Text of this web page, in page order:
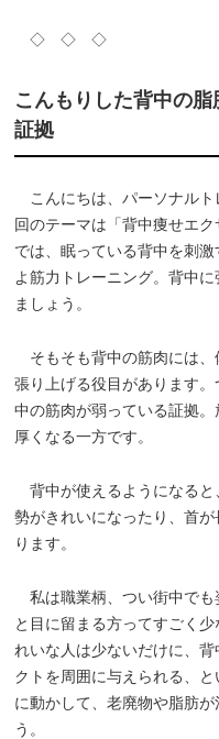
◇ ◇ ◇
こんもりした背中の
証拠
こんにちは、パーソナルト
回のテーマは「背中痩せエ
では、眠っている背中を刺
よ筋力トレーニング。背中
ましょう。
そもそも背中の筋肉には、
張り上げる役目があります
中の筋肉が弱っている証拠
厚くなる一方です。
背中が使えるようになると
勢がきれいになったり、首
ります。
私は職業柄、つい街中でも
と目に留まる方ってすごく
れいな人は少ないだけに、
クトを周囲に与えられる、
に動かして、老廃物や脂肪
う。